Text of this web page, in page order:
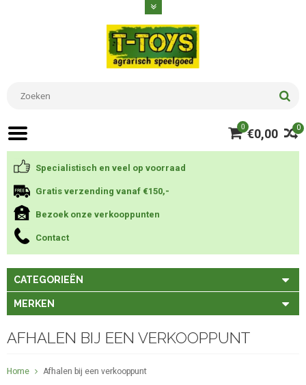
0
0 €0,00
Specialistisch en veel op voorraad
Gratis verzending vanaf €150,-
Bezoek onze verkooppunten
Contact
CATEGORIEËN
MERKEN
AFHALEN BIJ EEN VERKOOPPUNT
Home Afhalen bij een verkooppunt